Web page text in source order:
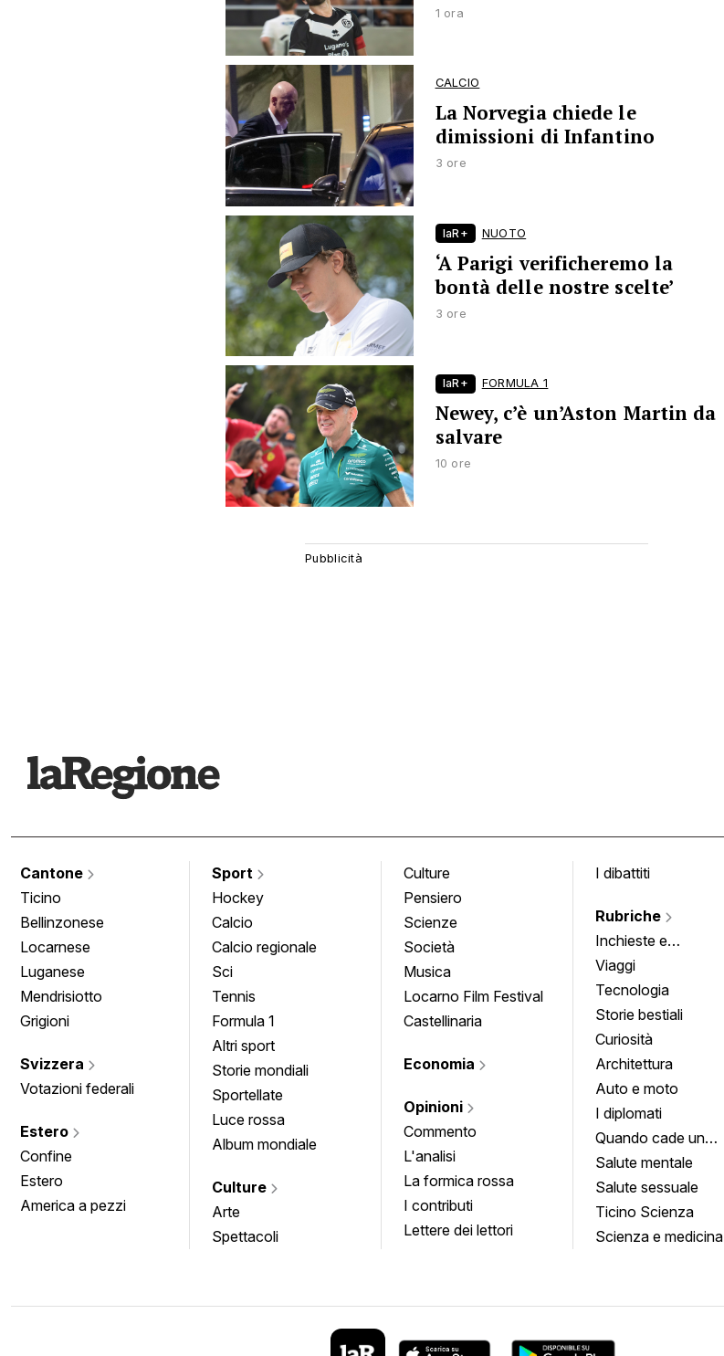
1 ora
CALCIO
La Norvegia chiede le
dimissioni di Infantino
3 ore
laR+ NUOTO
‘A Parigi verificheremo la
bontà delle nostre scelte’
3 ore
laR+ FORMULA 1
Newey, c’è un’Aston Martin da
salvare
10 ore
Cantone
Ticino
Bellinzonese
Locarnese
Luganese
Mendrisiotto
Grigioni
Svizzera
Votazioni federali
Estero
Confine
Estero
America a pezzi
Sport
Hockey
Calcio
Calcio regionale
Sci
Tennis
Formula 1
Altri sport
Storie mondiali
Sportellate
Luce rossa
Album mondiale
Culture
Arte
Spettacoli
Culture
Pensiero
Scienze
Società
Musica
Locarno Film Festival
Castellinaria
Economia
Opinioni
Commento
L'analisi
La formica rossa
I contributi
Lettere dei lettori
I dibattiti
Rubriche
Inchieste e
approfondimenti
Viaggi
Tecnologia
Storie bestiali
Curiosità
Architettura
Auto e moto
I diplomati
Quando cade un
quadro
Salute mentale
Salute sessuale
Ticino Scienza
Scienza e medicina